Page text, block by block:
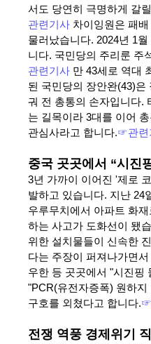
서도 당연히 극명하게 갈
관련기사 차이잉원은 패
물러났습니다. 2024년 1
니다. 국민당의 주리룬 주
관련기사 만 43세로 역대
된 국민당의 장안완(43)은
궈 전 총통의 손자입니다.
는 길목이라 3대를 이어
관심사라고 합니다.☞관련
중국 곳곳에서 “시진
3년 가까이 이어진 '제로
발하고 있습니다. 지난 24
우루무치에서 아파트 화
하는 사고가 도화선이 됐
위한 설치물들이 신속한
다는 주장이 퍼져나가면
우한 등 곳곳에서 "시진핑
"PCR(유전자증폭) 원하지
구호를 외쳤다고 합니다.☞
전쟁 역풍 경제위기